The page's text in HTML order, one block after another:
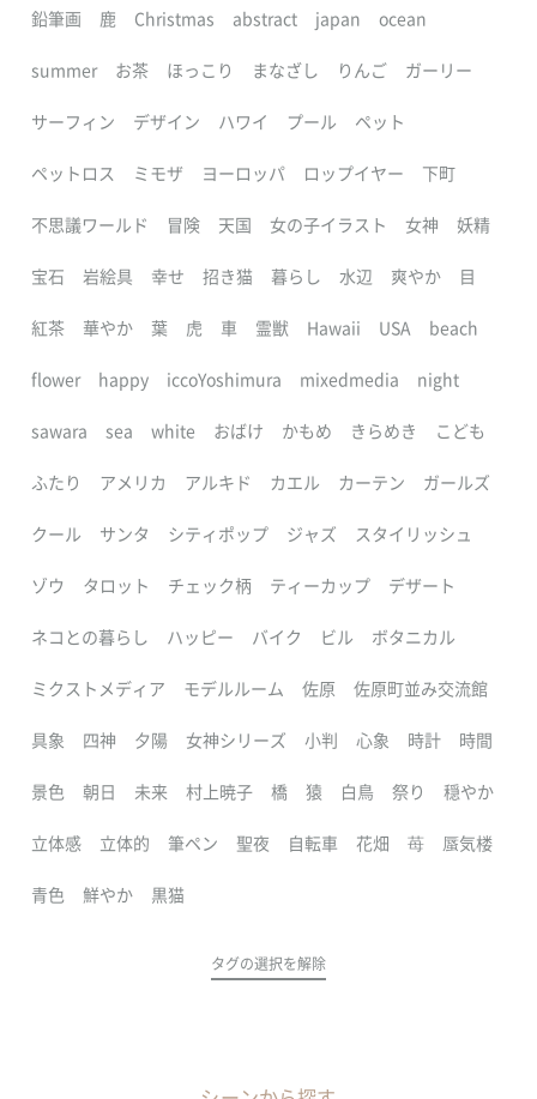
鉛筆画 鹿 Christmas abstract japan ocean
summer お茶 ほっこり まなざし りんご ガーリー
サーフィン デザイン ハワイ プール ペット
ペットロス ミモザ ヨーロッパ ロップイヤー 下町
不思議ワールド 冒険 天国 女の子イラスト 女神 妖精
宝石 岩絵具 幸せ 招き猫 暮らし 水辺 爽やか 目
紅茶 華やか 葉 虎 車 霊獣 Hawaii USA beach
flower happy iccoYoshimura mixedmedia night
sawara sea white おばけ かもめ きらめき こども
ふたり アメリカ アルキド カエル カーテン ガールズ
クール サンタ シティポップ ジャズ スタイリッシュ
ゾウ タロット チェック柄 ティーカップ デザート
ネコとの暮らし ハッピー バイク ビル ボタニカル
ミクストメディア モデルルーム 佐原 佐原町並み交流館
具象 四神 夕陽 女神シリーズ 小判 心象 時計 時間
景色 朝日 未来 村上暁子 橋 猿 白鳥 祭り 穏やか
立体感 立体的 筆ペン 聖夜 自転車 花畑 苺 蜃気楼
青色 鮮やか 黒猫
タグの選択を解除